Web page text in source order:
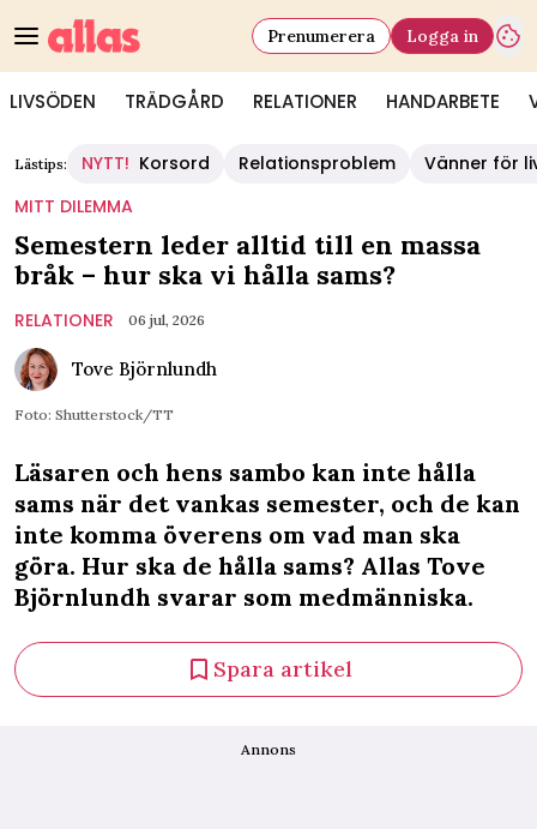
LIVSÖDEN TRÄDGÅRD RELATIONER HANDARBETE
Prenumerera Logga in
Lästips: NYTT! Korsord Relationsproblem
Vänner för
MITT DILEMMA
Semestern leder alltid till en massa
bråk – hur ska vi hålla sams?
RELATIONER 06 jul, 2026
Tove Björnlundh
Foto: Shutterstock/TT
Läsaren och hens sambo kan inte hålla
sams när det vankas semester, och de kan
inte komma överens om vad man ska
göra. Hur ska de hålla sams? Allas Tove
Björnlundh svarar som medmänniska.
Spara artikel
Annons